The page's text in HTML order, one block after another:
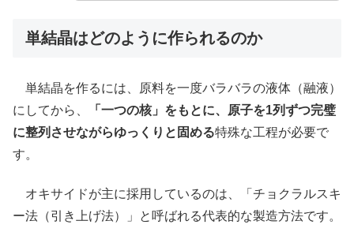
単結晶はどのように作られるのか
単結晶を作るには、原料を一度バラバラの液体（融液）
にしてから、
「一つの核」をもとに、原子を1列ずつ完璧
に整列させながらゆっくりと固める特殊な工程が必要で
す。
オキサイドが主に採用しているのは、「チョクラルスキ
ー法（引き上げ法）」と呼ばれる代表的な製造方法です。